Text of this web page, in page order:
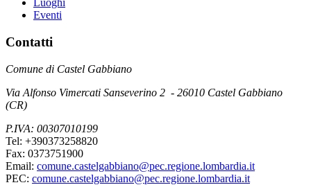
Luoghi
Eventi
Contatti
Comune di Castel Gabbiano
Via Alfonso Vimercati Sanseverino 2 - 26010 Castel Gabbiano
(CR)
P.IVA: 00307010199
Tel: +390373258820
Fax: 0373751900
Email: comune.castelgabbiano@pec.regione.lombardia.it
PEC: comune.castelgabbiano@pec.regione.lombardia.it